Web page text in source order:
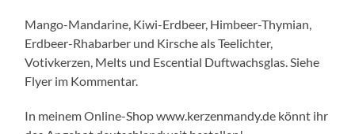
Mango-Mandarine, Kiwi-Erdbeer, Himbeer-Thymian,
Erdbeer-Rhabarber und Kirsche als Teelichter,
Votivkerzen, Melts und Escential Duftwachsglas. Siehe
Flyer im Kommentar.
In meinem Online-Shop www.kerzenmandy.de könnt ihr